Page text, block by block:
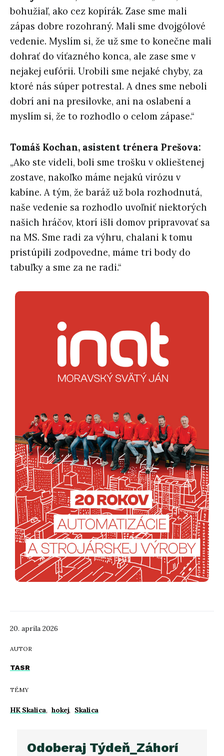
20. apríla 2026
AUTOR
TASR
TÉMY
HK Skalica, hokej, Skalica
bohužiaľ, ako cez kopírák. Zase sme mali
zápas dobre rozohraný. Mali sme dvojgólové
vedenie. Myslím si, že už sme to konečne mali
dohrať do víťazného konca, ale zase sme v
nejakej eufórii. Urobili sme nejaké chyby, za
ktoré nás súper potrestal. A dnes sme neboli
dobrí ani na presilovke, ani na oslabení a
myslím si, že to rozhodlo o celom zápase.“
Tomáš Kochan, asistent trénera Prešova:
„Ako ste videli, boli sme trošku v oklieštenej
zostave, nakoľko máme nejakú virózu v
kabíne. A tým, že baráž už bola rozhodnutá,
naše vedenie sa rozhodlo uvoľniť niektorých
našich hráčov, ktorí išli domov pripravovať sa
na MS. Sme radi za výhru, chalani k tomu
pristúpili zodpovedne, máme tri body do
tabuľky a sme za ne radi.“
Odoberaj Týdeň_Záhorí